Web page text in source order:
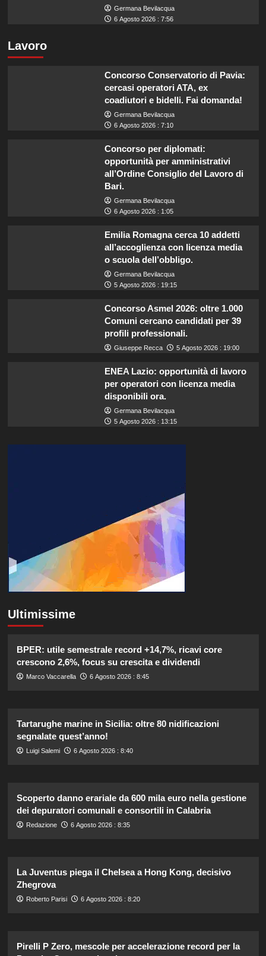
Germana Bevilacqua
6 Agosto 2026 : 7:56
Lavoro
Concorso Conservatorio di Pavia:
cercasi operatori ATA, ex
coadiutori e bidelli. Fai domanda!
Germana Bevilacqua
6 Agosto 2026 : 7:10
Concorso per diplomati:
opportunità per amministrativi
all’Ordine Consiglio del Lavoro di
Bari.
Germana Bevilacqua
6 Agosto 2026 : 1:05
Emilia Romagna cerca 10 addetti
all’accoglienza con licenza media
o scuola dell’obbligo.
Germana Bevilacqua
5 Agosto 2026 : 19:15
Concorso Asmel 2026: oltre 1.000
Comuni cercano candidati per 39
profili professionali.
Giuseppe Recca 5 Agosto 2026 : 19:00
ENEA Lazio: opportunità di lavoro
per operatori con licenza media
disponibili ora.
Germana Bevilacqua
5 Agosto 2026 : 13:15
Ultimissime
BPER: utile semestrale record +14,7%, ricavi core
crescono 2,6%, focus su crescita e dividendi
Marco Vaccarella 6 Agosto 2026 : 8:45
Tartarughe marine in Sicilia: oltre 80 nidificazioni
segnalate quest’anno!
Luigi Salemi 6 Agosto 2026 : 8:40
Scoperto danno erariale da 600 mila euro nella gestione
dei depuratori comunali e consortili in Calabria
Redazione 6 Agosto 2026 : 8:35
La Juventus piega il Chelsea a Hong Kong, decisivo
Zhegrova
Roberto Parisi 6 Agosto 2026 : 8:20
Pirelli P Zero, mescole per accelerazione record per la